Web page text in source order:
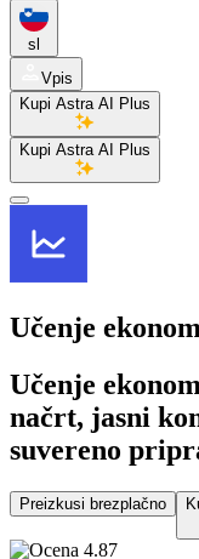
sl
Vpis
Kupi Astra AI Plus
Kupi Astra AI Plus
Učenje
Učenje
načrt, jasni
suvereno
Preizkusi brezplačno